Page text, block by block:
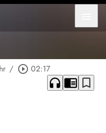
/ play_circle_outline 02:17
headphones chrome_reader_mode bookmark_border